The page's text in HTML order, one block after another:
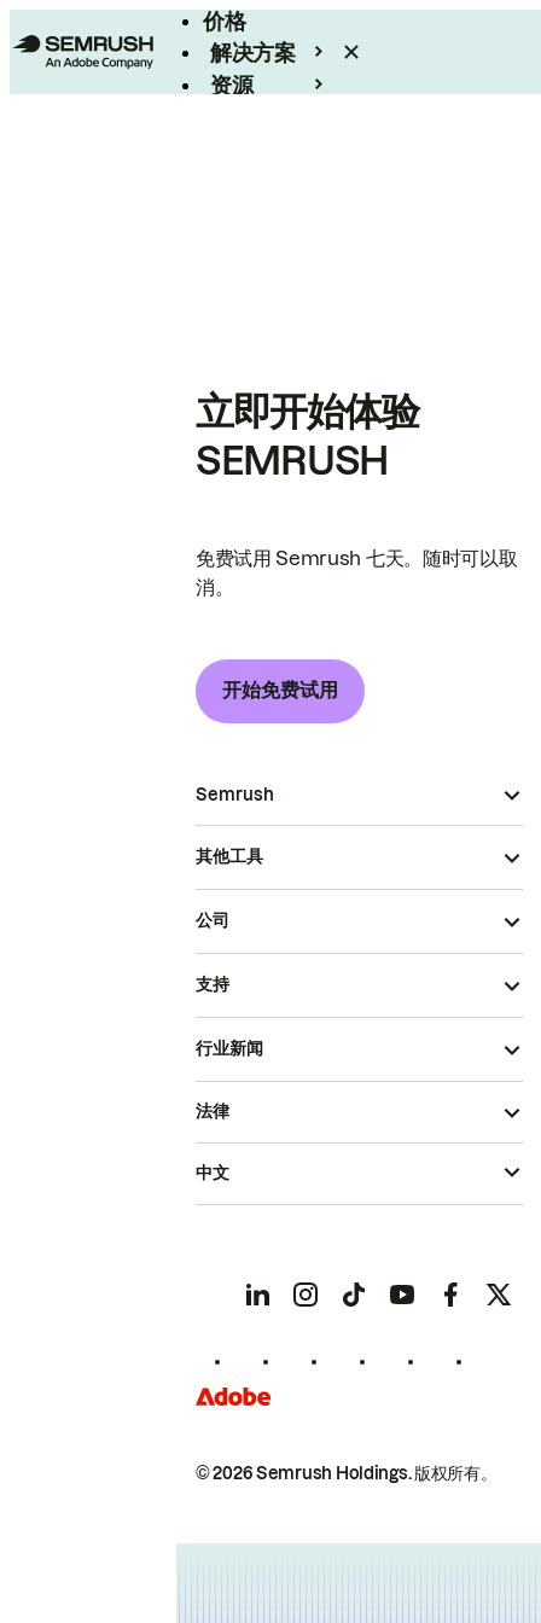
价格
解决方案
资源
立即开始体验
SEMRUSH
免费试用 Semrush 七天。随时可以取
消。
开始免费试用
Semrush
其他工具
公司
支持
行业新闻
© 2026 Semrush Holdings.版权所有。
法律
中文